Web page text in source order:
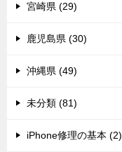
宮崎県 (29)
鹿児島県 (30)
沖縄県 (49)
未分類 (81)
iPhone修理の基本 (2)